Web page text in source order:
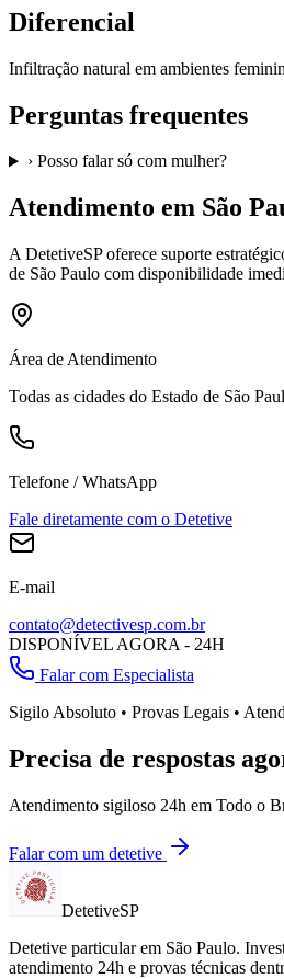
Diferencial
Infiltração natural em ambientes
Perguntas frequentes
› Posso falar só com mulher?
Atendimento em São
A DetetiveSPoferece suporte
de São Paulo com disponibilidade
Área de Atendimento
Todas as cidades do Estado de São
Telefone / WhatsApp
Fale diretamente com o Detetive
E-mail
contato@detectivesp.com.br
DISPONÍVEL AGORA - 24H
Falar com Especialista
Sigilo Absoluto • Provas Legais •
Precisa de respostas
Atendimento sigiloso 24h em Todo o
Falar com um detetive
DetetiveSP
Detetive particular em São Paulo.
atendimento 24h e provas técnicas